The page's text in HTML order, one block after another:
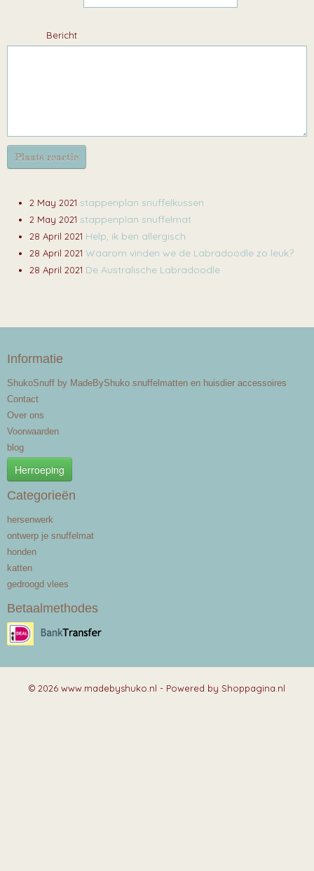
Bericht
Plaats reactie
2 May 2021 stappenplan snuffelkussen
2 May 2021 stappenplan snuffelmat
28 April 2021 Help, ik ben allergisch
28 April 2021 Waarom vinden we de Labradoodle zo leuk?
28 April 2021 De Australische Labradoodle
Informatie
ShukoSnuff by MadeByShuko snuffelmatten en huisdier accessoires
Contact
Over ons
Voorwaarden
blog
Herroeping
Categorieën
hersenwerk
ontwerp je snuffelmat
honden
katten
gedroogd vlees
Betaalmethodes
© 2026 www.madebyshuko.nl - Powered by Shoppagina.nl